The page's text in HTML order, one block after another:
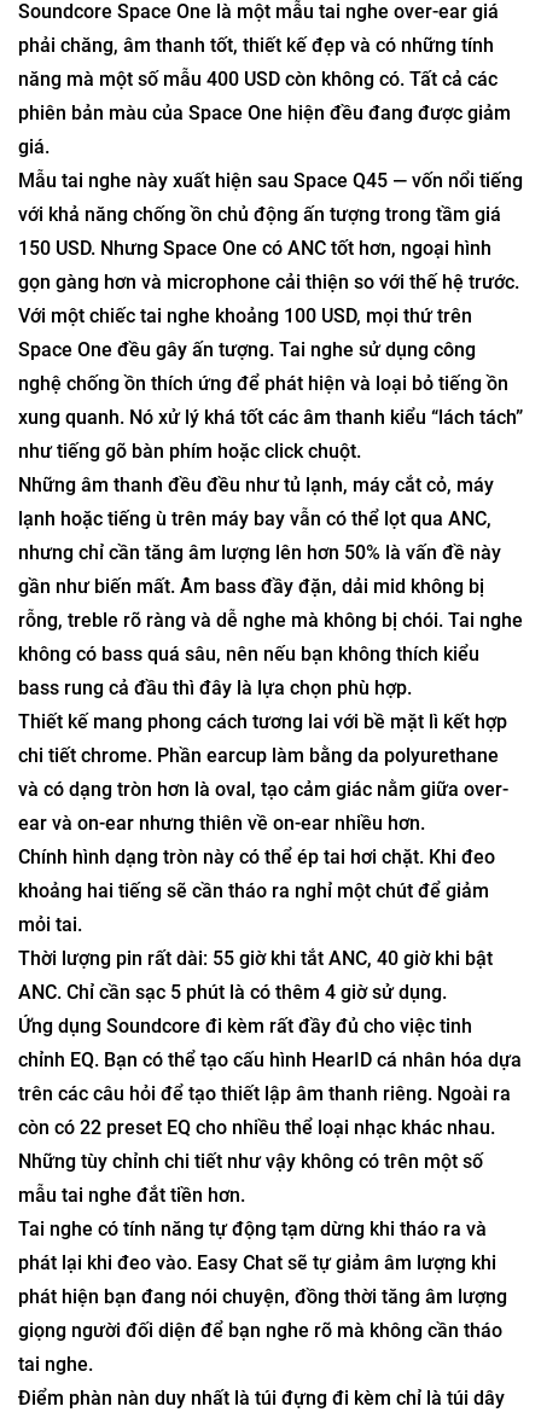
Soundcore Space One là một mẫu tai nghe over-ear giá
phải chăng, âm thanh tốt, thiết kế đẹp và có những tính
năng mà một số mẫu 400 USD còn không có. Tất cả các
phiên bản màu của Space One hiện đều đang được giảm
giá.
Mẫu tai nghe này xuất hiện sau Space Q45 — vốn nổi tiếng
với khả năng chống ồn chủ động ấn tượng trong tầm giá
150 USD. Nhưng Space One có ANC tốt hơn, ngoại hình
gọn gàng hơn và microphone cải thiện so với thế hệ trước.
Với một chiếc tai nghe khoảng 100 USD, mọi thứ trên
Space One đều gây ấn tượng. Tai nghe sử dụng công
nghệ chống ồn thích ứng để phát hiện và loại bỏ tiếng ồn
xung quanh. Nó xử lý khá tốt các âm thanh kiểu “lách tách”
như tiếng gõ bàn phím hoặc click chuột.
Những âm thanh đều đều như tủ lạnh, máy cắt cỏ, máy
lạnh hoặc tiếng ù trên máy bay vẫn có thể lọt qua ANC,
nhưng chỉ cần tăng âm lượng lên hơn 50% là vấn đề này
gần như biến mất. Âm bass đầy đặn, dải mid không bị
rỗng, treble rõ ràng và dễ nghe mà không bị chói. Tai nghe
không có bass quá sâu, nên nếu bạn không thích kiểu
bass rung cả đầu thì đây là lựa chọn phù hợp.
Thiết kế mang phong cách tương lai với bề mặt lì kết hợp
chi tiết chrome. Phần earcup làm bằng da polyurethane
và có dạng tròn hơn là oval, tạo cảm giác nằm giữa over-
ear và on-ear nhưng thiên về on-ear nhiều hơn.
Chính hình dạng tròn này có thể ép tai hơi chặt. Khi đeo
khoảng hai tiếng sẽ cần tháo ra nghỉ một chút để giảm
mỏi tai.
Thời lượng pin rất dài: 55 giờ khi tắt ANC, 40 giờ khi bật
ANC. Chỉ cần sạc 5 phút là có thêm 4 giờ sử dụng.
Ứng dụng Soundcore đi kèm rất đầy đủ cho việc tinh
chỉnh EQ. Bạn có thể tạo cấu hình HearID cá nhân hóa dựa
trên các câu hỏi để tạo thiết lập âm thanh riêng. Ngoài ra
còn có 22 preset EQ cho nhiều thể loại nhạc khác nhau.
Những tùy chỉnh chi tiết như vậy không có trên một số
mẫu tai nghe đắt tiền hơn.
Tai nghe có tính năng tự động tạm dừng khi tháo ra và
phát lại khi đeo vào. Easy Chat sẽ tự giảm âm lượng khi
phát hiện bạn đang nói chuyện, đồng thời tăng âm lượng
giọng người đối diện để bạn nghe rõ mà không cần tháo
tai nghe.
Điểm phàn nàn duy nhất là túi đựng đi kèm chỉ là túi dây